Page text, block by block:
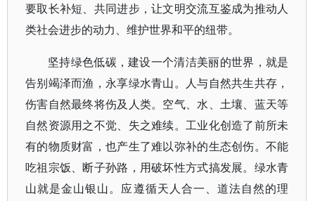
要取长补短、共同进步，让文明交流互鉴成为推动人
类社会进步的动力、维护世界和平的纽带。
坚持绿色低碳，建设一个清洁美丽的世界，就是
告别竭泽而渔，永享绿水青山。人与自然共生共存，
伤害自然最终将伤及人类。空气、水、土壤、蓝天等
自然资源用之不觉、失之难续。工业化创造了前所未
有的物质财富，也产生了难以弥补的生态创伤。不能
吃祖宗饭、断子孙路，用破坏性方式搞发展。绿水青
山就是金山银山。应遵循天人合一、道法自然的理